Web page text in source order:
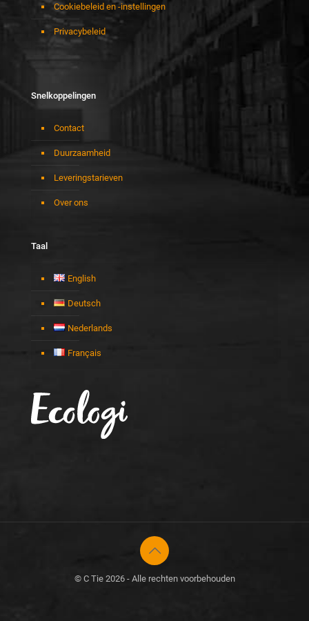
Cookiebeleid en -instellingen
Privacybeleid
Snelkoppelingen
Contact
Duurzaamheid
Leveringstarieven
Over ons
Taal
English
Deutsch
Nederlands
Français
© C Tie 2026 - Alle rechten voorbehouden